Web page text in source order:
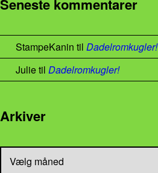
Seneste kommentarer
StampeKanin til Dadelromkugler!
Julietil Dadelromkugler!
Arkiver
Arkiver